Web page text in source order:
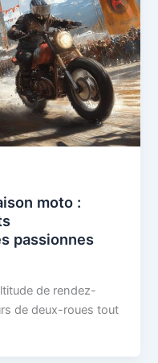
moto :
passionnes
de rendez-
de deux-roues tout